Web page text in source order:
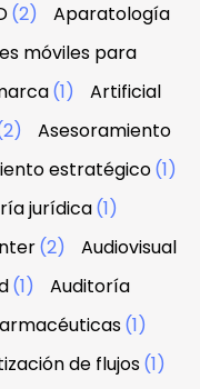
(2)
Aparatología
móviles para
(1)
Artificial
Asesoramiento
estratégico(1)
jurídica(1)
(2)
Audiovisual
(1)
Auditoría
(1)
de flujos(1)